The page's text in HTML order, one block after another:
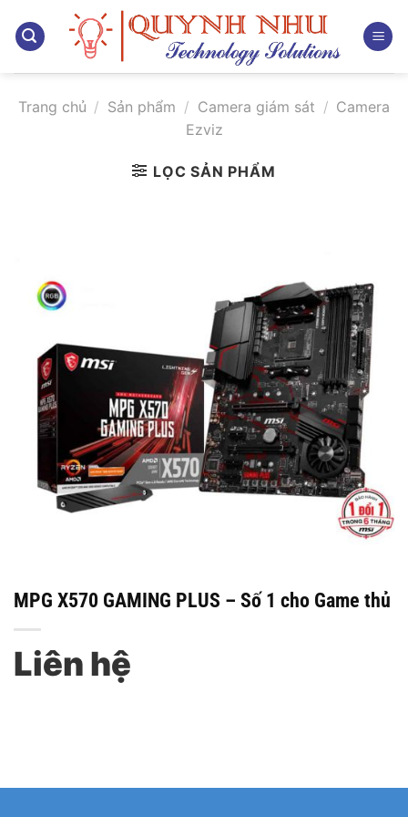
qua
dung
Trang chủ / Sản phẩm / Camera giám sát / Camera
Ezviz
LỌC SẢN PHẨM
MPG X570 GAMING PLUS – Số 1 cho Game thủ
Liên hệ